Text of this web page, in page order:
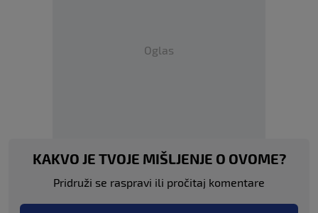
Oglas
KAKVO JE TVOJE MIŠLJENJE O OVOME?
Pridruži se raspravi ili pročitaj komentare